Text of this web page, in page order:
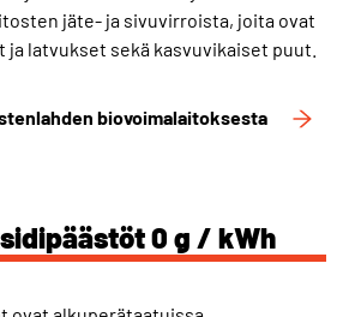
jäte- ja sivuvirroista, joita ovat
ja latvukset sekä kasvuvikaiset puut.
biovoimalaitoksesta
0 g / kWh